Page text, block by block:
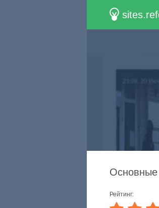
Основные
Рейтинг: